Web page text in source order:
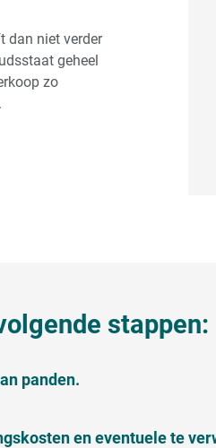
dan niet verder
geheel
zo
stappen:
panden.
en eventuele te